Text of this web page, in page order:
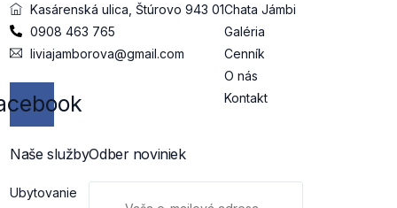
Kasárenská ulica, Štúrovo 943 01
0908 463 765
liviajamborova@gmail.com
Chata Jámbi
Galéria
Cenník
O nás
Kontakt
Naše služby
Ubytovanie
Odber noviniek